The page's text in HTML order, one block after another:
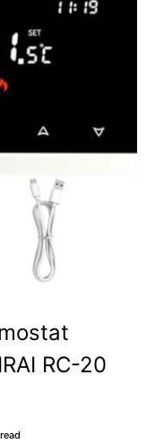
RC-20